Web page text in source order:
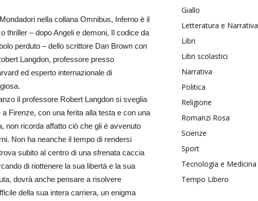
nella collana Omnibus, Inferno è il
thriller – dopo Angeli e demoni, Il codice da
perduto – dello scrittore Dan Brown con
Langdon, professore presso
ed esperto internazionale di
il professore Robert Langdon si sveglia
a Firenze, con una ferita alla testa e con una
non ricorda affatto ciò che gli è avvenuto
Non ha neanche il tempo di rendersi
subito al centro di una sfrenata caccia
di riottenere la sua libertà e la sua
dovrà anche pensare a risolvere
della sua intera carriera, un enigma
Giallo
Letteratura e Narrativa
Libri
Libri scolastici
Narrativa
Politica
Religione
Romanzi Rosa
Scienze
Sport
Tecnologia e Medicina
Tempo Libero